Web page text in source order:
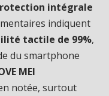
intégrale
indiquent
tactile de 99%,
du smartphone
MEI
notée, surtout